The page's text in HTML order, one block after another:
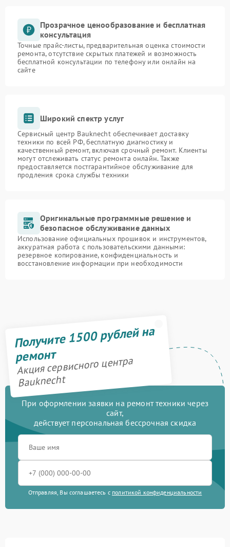
Прозрачное ценообразование и бесплатная
консультация
Точные прайс-листы, предварительная оценка стоимости
ремонта, отсутствие скрытых платежей и возможность
бесплатной консультации по телефону или онлайн на
сайте
Широкий спектр услуг
Сервисный центр Bauknecht обеспечивает доставку
техники по всей РФ, бесплатную диагностику и
качественный ремонт, включая срочный ремонт. Клиенты
могут отслеживать статус ремонта онлайн. Также
предоставляется постгарантийное обслуживание для
продления срока службы техники
Оригинальные программные решение и
безопасное обслуживание данных
Использование официальных прошивок и инструментов,
аккуратная работа с пользовательскими данными:
резервное копирование, конфиденциальность и
восстановление информации при необходимости
Получите 1500 рублей на
ремонт
Акция сервисного центра
Bauknecht
При оформлении заявки на ремонт техники через
сайт,
действует персональная бессрочная скидка
Отправляя, Вы соглашаетесь с политикой конфиденциальности